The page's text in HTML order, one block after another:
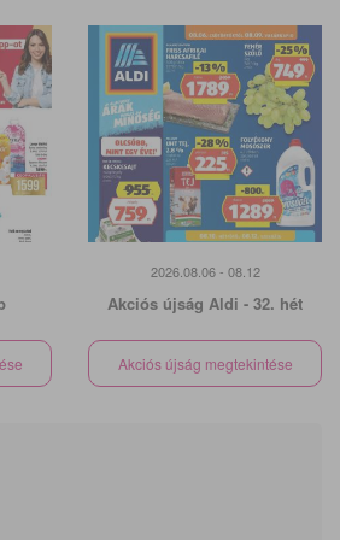
2026.08.06 - 08.12
Akciós újság Aldi - 32. hét
Akciós újság megtekintése